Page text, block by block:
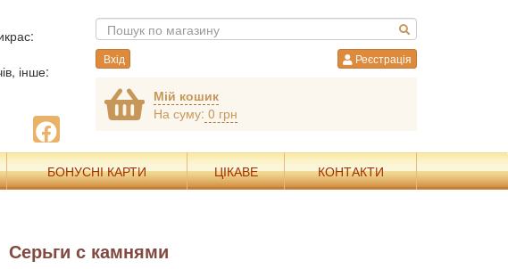
інше:
Вхід Реєстрація
Мій кошик
На суму: 0 грн
БОНУСНІ КАРТИ ЦІКАВЕ КОНТАКТИ
Серьги с камнями